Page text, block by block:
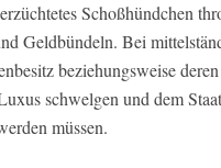
Schoßhündchen
Geldbündeln. Bei
beziehungsweise
schwelgen und dem
müssen.